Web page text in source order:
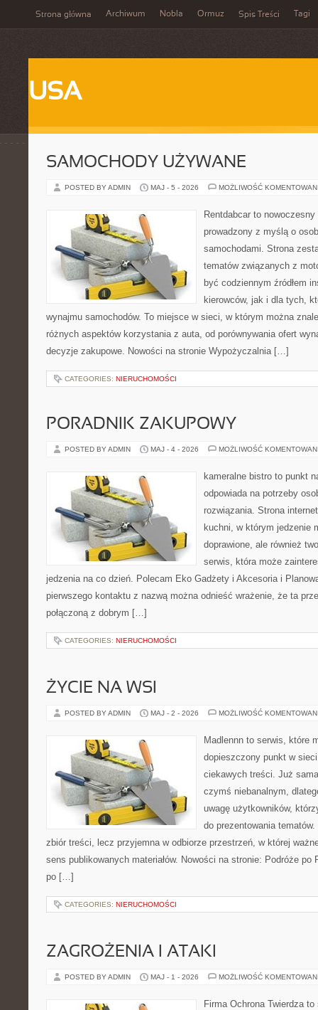
Strona główna Archiwum Nobla Ormuz Spis Treści Tagi
USA
SAMOCHODY UŻYWANE
POSTED BY ADMIN MAJ - 5 - 2026 MOŻLIWOŚĆ
Rentdabcar to
prowadzony z myślą o
samochodami. Strona
tematów związanych z
być codziennym źródłem
kierowców, jak i dla tych,
wynajmu samochodów. To miejsce w sieci, w którym można
różnych aspektów korzystania z auta, od porównywania ofert
decyzje zakupowe. Nowości na stronie Wypożyczalnia […]
CATEGORIES: NIERUCHOMOŚCI
PORADNIK ZAKUPOWY
POSTED BY ADMIN MAJ - 4 - 2026 MOŻLIWOŚĆ
kameralne bistro to punkt
odpowiada na potrzeby
rozwiązania. Strona
kuchni, w którym jedzenie
doprawione, ale również
serwis, która może
jedzenia na co dzień. Polecam Eko Gadżety i Akcesoria i
pierwszego kontaktu z nazwą można odnieść wrażenie, że ta
połączoną z dobrym […]
CATEGORIES: NIERUCHOMOŚCI
ŻYCIE NA WSI
POSTED BY ADMIN MAJ - 2 - 2026 MOŻLIWOŚĆ
Madlennn to serwis, które
dopieszczony punkt w
ciekawych treści. Już
czymś niebanalnym,
uwagę użytkowników,
do prezentowania
zbiór treści, lecz przyjemna w odbiorze przestrzeń, w której
sens publikowanych materiałów. Nowości na stronie: Podróże
po […]
CATEGORIES: NIERUCHOMOŚCI
ZAGROŻENIA I ATAKI
POSTED BY ADMIN MAJ - 1 - 2026 MOŻLIWOŚĆ
Firma Ochrona Twierdza